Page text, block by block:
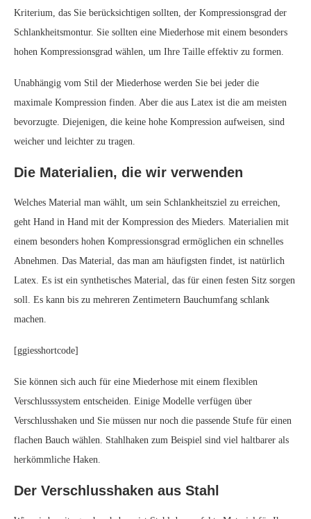
Kriterium, das Sie berücksichtigen sollten, der Kompressionsgrad der
Schlankheitsmontur. Sie sollten eine Miederhose mit einem besonders
hohen Kompressionsgrad wählen, um Ihre Taille effektiv zu formen.
Unabhängig vom Stil der Miederhose werden Sie bei jeder die
maximale Kompression finden. Aber die aus Latex ist die am meisten
bevorzugte. Diejenigen, die keine hohe Kompression aufweisen, sind
weicher und leichter zu tragen.
Die Materialien, die wir verwenden
Welches Material man wählt, um sein Schlankheitsziel zu erreichen,
geht Hand in Hand mit der Kompression des Mieders. Materialien mit
einem besonders hohen Kompressionsgrad ermöglichen ein schnelles
Abnehmen. Das Material, das man am häufigsten findet, ist natürlich
Latex. Es ist ein synthetisches Material, das für einen festen Sitz sorgen
soll. Es kann bis zu mehreren Zentimetern Bauchumfang schlank
machen.
[ggiesshortcode]
Sie können sich auch für eine Miederhose mit einem flexiblen
Verschlusssystem entscheiden. Einige Modelle verfügen über
Verschlusshaken und Sie müssen nur noch die passende Stufe für einen
flachen Bauch wählen. Stahlhaken zum Beispiel sind viel haltbarer als
herkömmliche Haken.
Der Verschlusshaken aus Stahl